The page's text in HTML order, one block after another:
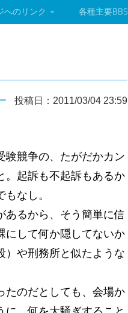
へのリンク 各種主要BBS
投稿日：2011/03/04 23:59
競争の、たがだかカン
。起訴も不起訴もあるか
なし。
るから、そう簡単に信
にして何か隠してないか
）や刑務所と似たような
のだとしても、会場か